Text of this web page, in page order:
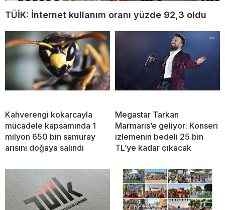
TÜİK: İnternet kullanım oranı yüzde 92,3 oldu
Kahverengi kokarcayla
mücadele kapsamında 1
milyon 650 bin samuray
arısını doğaya salındı
Megastar Tarkan
Marmaris’e geliyor: Konseri
izlemenin bedeli 25 bin
TL’ye kadar çıkacak